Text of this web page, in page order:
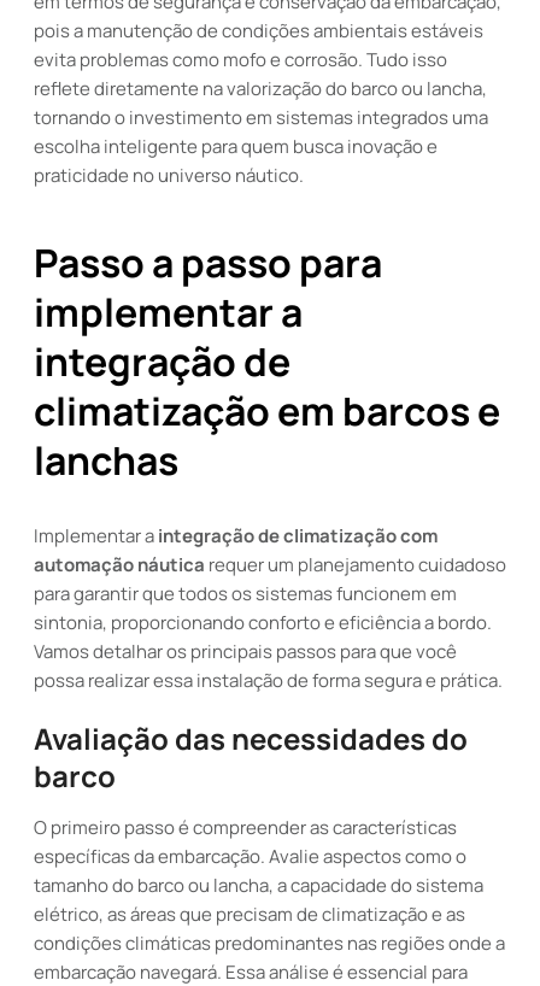
pois a manutenção de condições ambientais estáveis
evita problemas como mofo e corrosão. Tudo isso
reflete diretamente na valorização do barco ou lancha,
tornando o investimento em sistemas integrados uma
escolha inteligente para quem busca inovação e
praticidade no universo náutico.
Passo a passo para
implementar a
integração de
climatização em barcos e
lanchas
Implementar aintegração de climatização com
automação náutica requer um planejamento cuidadoso
para garantir que todos os sistemas funcionem em
sintonia, proporcionando conforto e eficiência a bordo.
Vamos detalhar os principais passos para que você
possa realizar essa instalação de forma segura e prática.
Avaliação das necessidades do
barco
O primeiro passo é compreender as características
específicas da embarcação. Avalie aspectos como o
tamanho do barco ou lancha, a capacidade do sistema
elétrico, as áreas que precisam de climatização e as
condições climáticas predominantes nas regiões onde a
embarcação navegará. Essa análise é essencial para